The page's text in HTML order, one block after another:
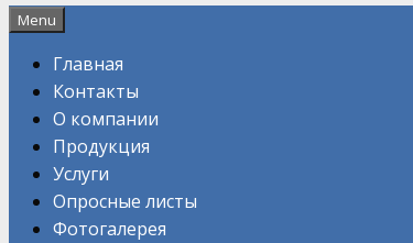
Menu
Главная
Контакты
О компании
Продукция
Услуги
Опросные листы
Фотогалерея